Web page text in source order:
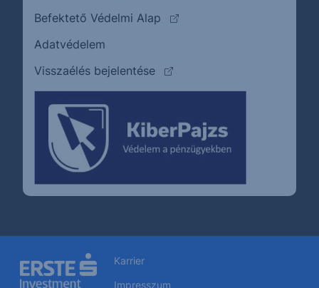
Befektető Védelmi Alap
(külső oldalra ugrik)
Adatvédelem
Visszaélés bejelentése
(külső oldalra ugrik)
Karrier
Impresszum